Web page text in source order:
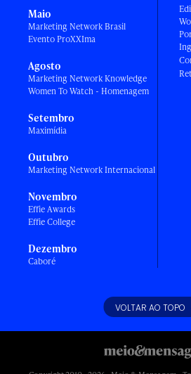
Maio
Marketing Network Brasil
Evento ProXXIma
Agosto
Marketing Network Knowledge
Women To Watch - Homenagem
Setembro
Maximídia
Outubro
Marketing Network Internacional
Novembro
Effie Awards
Effie College
Dezembro
Caboré
VOLTAR AO TOPO